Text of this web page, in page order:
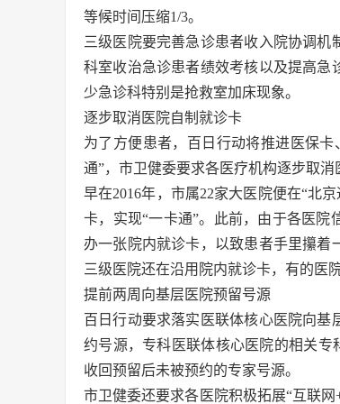
等候时间压缩1/3。
三级医院要完善急诊患者收入院协调
科室收治急诊患者绩效考核以及提高急
少急诊科特别是抢救室加床现象。
逐步取消医院自制就诊卡
为了方便患者，百日行动将推进医保
通”，市卫健委要求各医疗机构逐步取
早在2016年，市属22家大医院便在“北
卡，实现“一卡通”。此前，由于各医
办一张院内就诊卡，以致患者手里攥
三级医院还在沿用院内就诊卡，有的医
提前两周向基层医院预留号源
百日行动要求落实医联体核心医院向
约号源，专科医联体核心医院的相关专
收回预留后未被预约的专家号源。
市卫健委还要求各医院积极拓展“互联